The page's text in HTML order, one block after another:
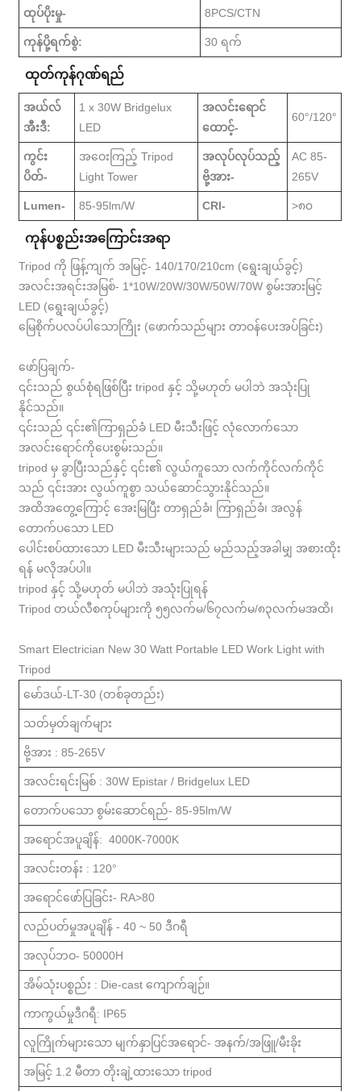
ထုပ်ပိုးမှု- 8PCS/CTN
ကုန်ပို့ရက်စွဲ: 30 ရက်
ထုတ်ကုန်ဂုဏ်ရည်
အယ်လ်
အီးဒီ:
1 x 30W Bridgelux
LED
အလင်းရောင်
ထောင့်-
60°/120°
ကွင်း
ပိတ်-
အဝေးကြည့် Tripod
Light Tower
အလုပ်လုပ်သည့်
ဗို့အား-
AC 85-
265V
Lumen- 85-95lm/W CRI- >၈၀
ကုန်ပစ္စည်းအကြောင်းအရာ
Tripod ကို ဖြန့်ကျက် အမြင့်- 140/170/210cm (ရွေးချယ်ခွင့်)
အလင်းအရင်းအမြစ်- 1*10W/20W/30W/50W/70W စွမ်းအားမြင့်
LED (ရွေးချယ်ခွင့်)
မြေစိုက်ပလပ်ပါသောကြိုး (ဖောက်သည်များ တာဝန်ပေးအပ်ခြင်း)
ဖော်ပြချက်-
၎င်းသည် စွယ်စုံရဖြစ်ပြီး tripod နှင့် သို့မဟုတ် မပါဘဲ အသုံးပြု
နိုင်သည်။
၎င်းသည် ၎င်း၏ကြာရှည်ခံ LED မီးသီးဖြင့် လုံလောက်သော
အလင်းရောင်ကိုပေးစွမ်းသည်။
tripod မှ ခွာပြီးသည်နှင့် ၎င်း၏ လွယ်ကူသော လက်ကိုင်လက်ကိုင်
သည် ၎င်းအား လွယ်ကူစွာ သယ်ဆောင်သွားနိုင်သည်။
အထိအတွေ့ကြောင့် အေးမြပြီး တာရှည်ခံ၊ ကြာရှည်ခံ၊ အလွန်
တောက်ပသော LED
ပေါင်းစပ်ထားသော LED မီးသီးများသည် မည်သည့်အခါမျှ အစားထိုး
ရန် မလိုအပ်ပါ။
tripod နှင့် သို့မဟုတ် မပါဘဲ အသုံးပြုရန်
Tripod တယ်လီစကုပ်များကို ၅၅လက်မ/၆၇လက်မ/၈၃လက်မအထိ၊
Smart Electrician New 30 Watt Portable LED Work Light with
Tripod
မော်ဒယ်-LT-30 (တစ်ခုတည်း)
သတ်မှတ်ချက်များ
ဗို့အား : 85-265V
အလင်းရင်းမြစ် : 30W Epistar / Bridgelux LED
တောက်ပသော စွမ်းဆောင်ရည်- 85-95lm/W
အရောင်အပူချိန်: 4000K-7000K
အလင်းတန်း : 120°
အရောင်ဖော်ပြခြင်း- RA>80
လည်ပတ်မှုအပူချိန် - 40 ~ 50 ဒီဂရီ
အလုပ်ဘဝ- 50000H
အိမ်သုံးပစ္စည်း : Die-cast ကျောက်ချဉ်။
ကာကွယ်မှုဒီဂရီ: IP65
လူကြိုက်များသော မျက်နှာပြင်အရောင်- အနက်/အဖြူ/မီးခိုး
အမြင့် 1.2 မီတာ တိုးချဲ့ထားသော tripod